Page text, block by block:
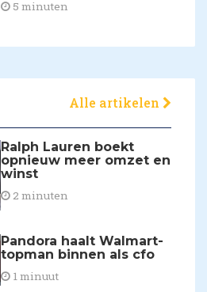
5 minuten
Alle artikelen
Ralph Lauren boekt
opnieuw meer omzet en
winst
2 minuten
Pandora haalt Walmart-
topman binnen als cfo
1 minuut